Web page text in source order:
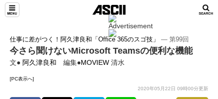
仕事に差がつく！阿久津良和「Office 365のスゴ技」 ― 第99回
今さら聞けないMicrosoft Teamsの便利な機能
文● 阿久津良和 編集●MOVIEW 清水
[PC表示へ]
2020年05月22日 09時00分更新